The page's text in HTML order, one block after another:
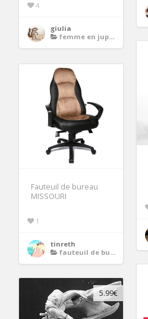
4
giulia
femme en jupe courte et bas
Fauteuil de bureau
MISSOURI
1
tinreth
fauteuil de bureau
5.99€